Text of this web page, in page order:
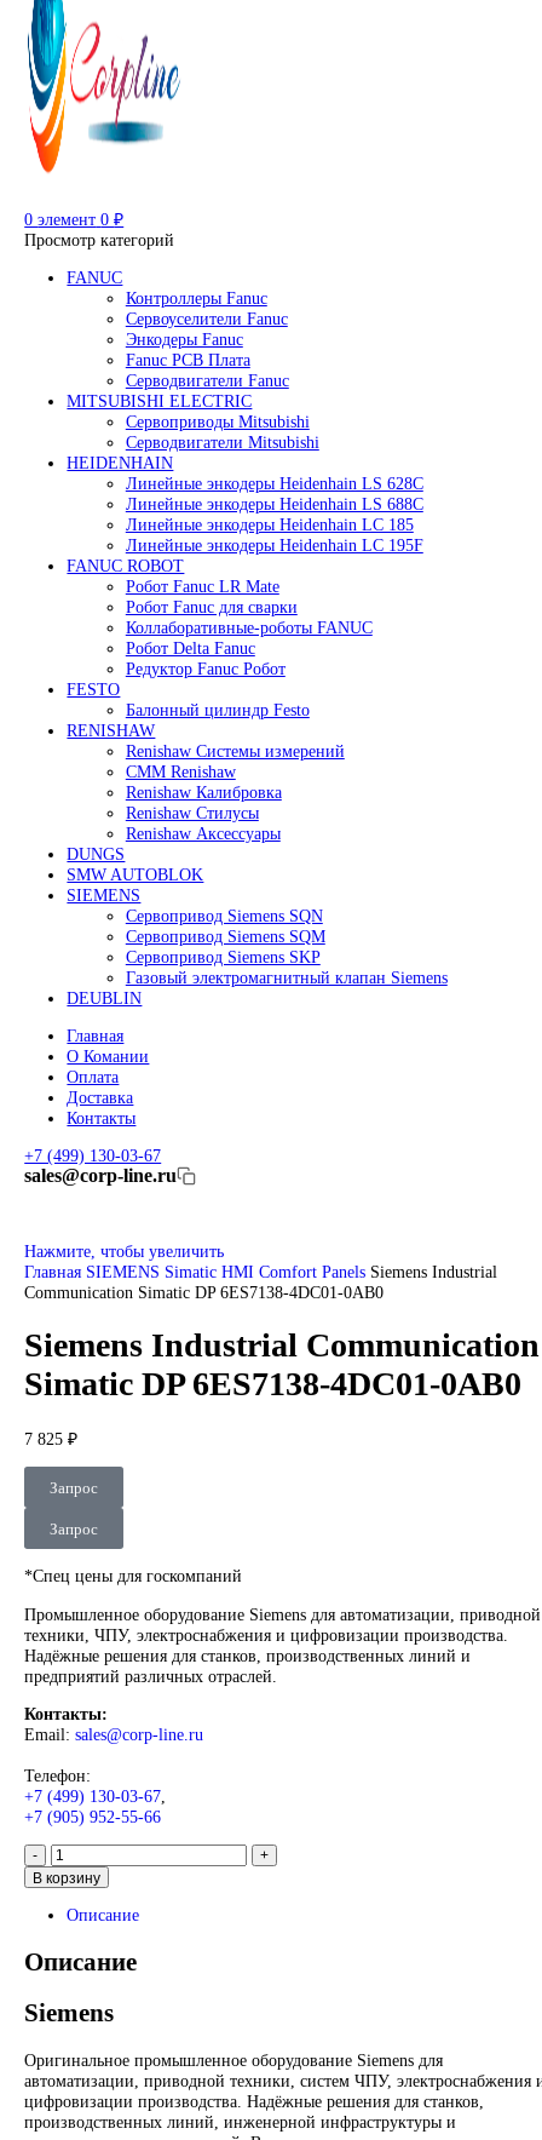
Робот Fanuc для сварки
Поиск
0элемент /
Меню
элемент 0₽
Просмотр категорий
FANUC
Контроллеры Fanuc
Сервоуселители Fanuc
Энкодеры Fanuc
Fanuc PCB Плата
Серводвигатели Fanuc
MITSUBISHI ELECTRIC
Сервоприводы Mitsubishi
Серводвигатели Mitsubishi
HEIDENHAIN
Линейные энкодеры Heidenhain LS 628C
Линейные энкодеры Heidenhain LS 688C
Линейные энкодеры Heidenhain LC 185
Линейные энкодеры Heidenhain LC 195F
FANUC ROBOT
Робот Fanuc для сварки
Коллаборативные-роботы FANUC
Робот Delta Fanuc
Редуктор Fanuc Робот
FESTO
RENISHAW
Renishaw Cтилусы
Renishaw Аксессуары
SIEMENS
Сервопривод Siemens SQN
Сервопривод Siemens SQM
Газовый электромагнитный клапан Siemens
DEUBLIN
Главная
Доставка
Контакты
+7 (499) 130-03-67
Нажмите, чтобы увеличить
ГлавнаяSIEMENSSimatic HMI Comfort Panels
Siemens Industrial
Simatic DP 6ES7138-4DC01-
7 825₽
Запрос
Запрос
*Спец цены для госкомпаний
Промышленное оборудование Siemens для автоматизации,
техники, ЧПУ, электроснабжения и цифровизации
Надёжные решения для станков, производственных линий и
предприятий различных отраслей.